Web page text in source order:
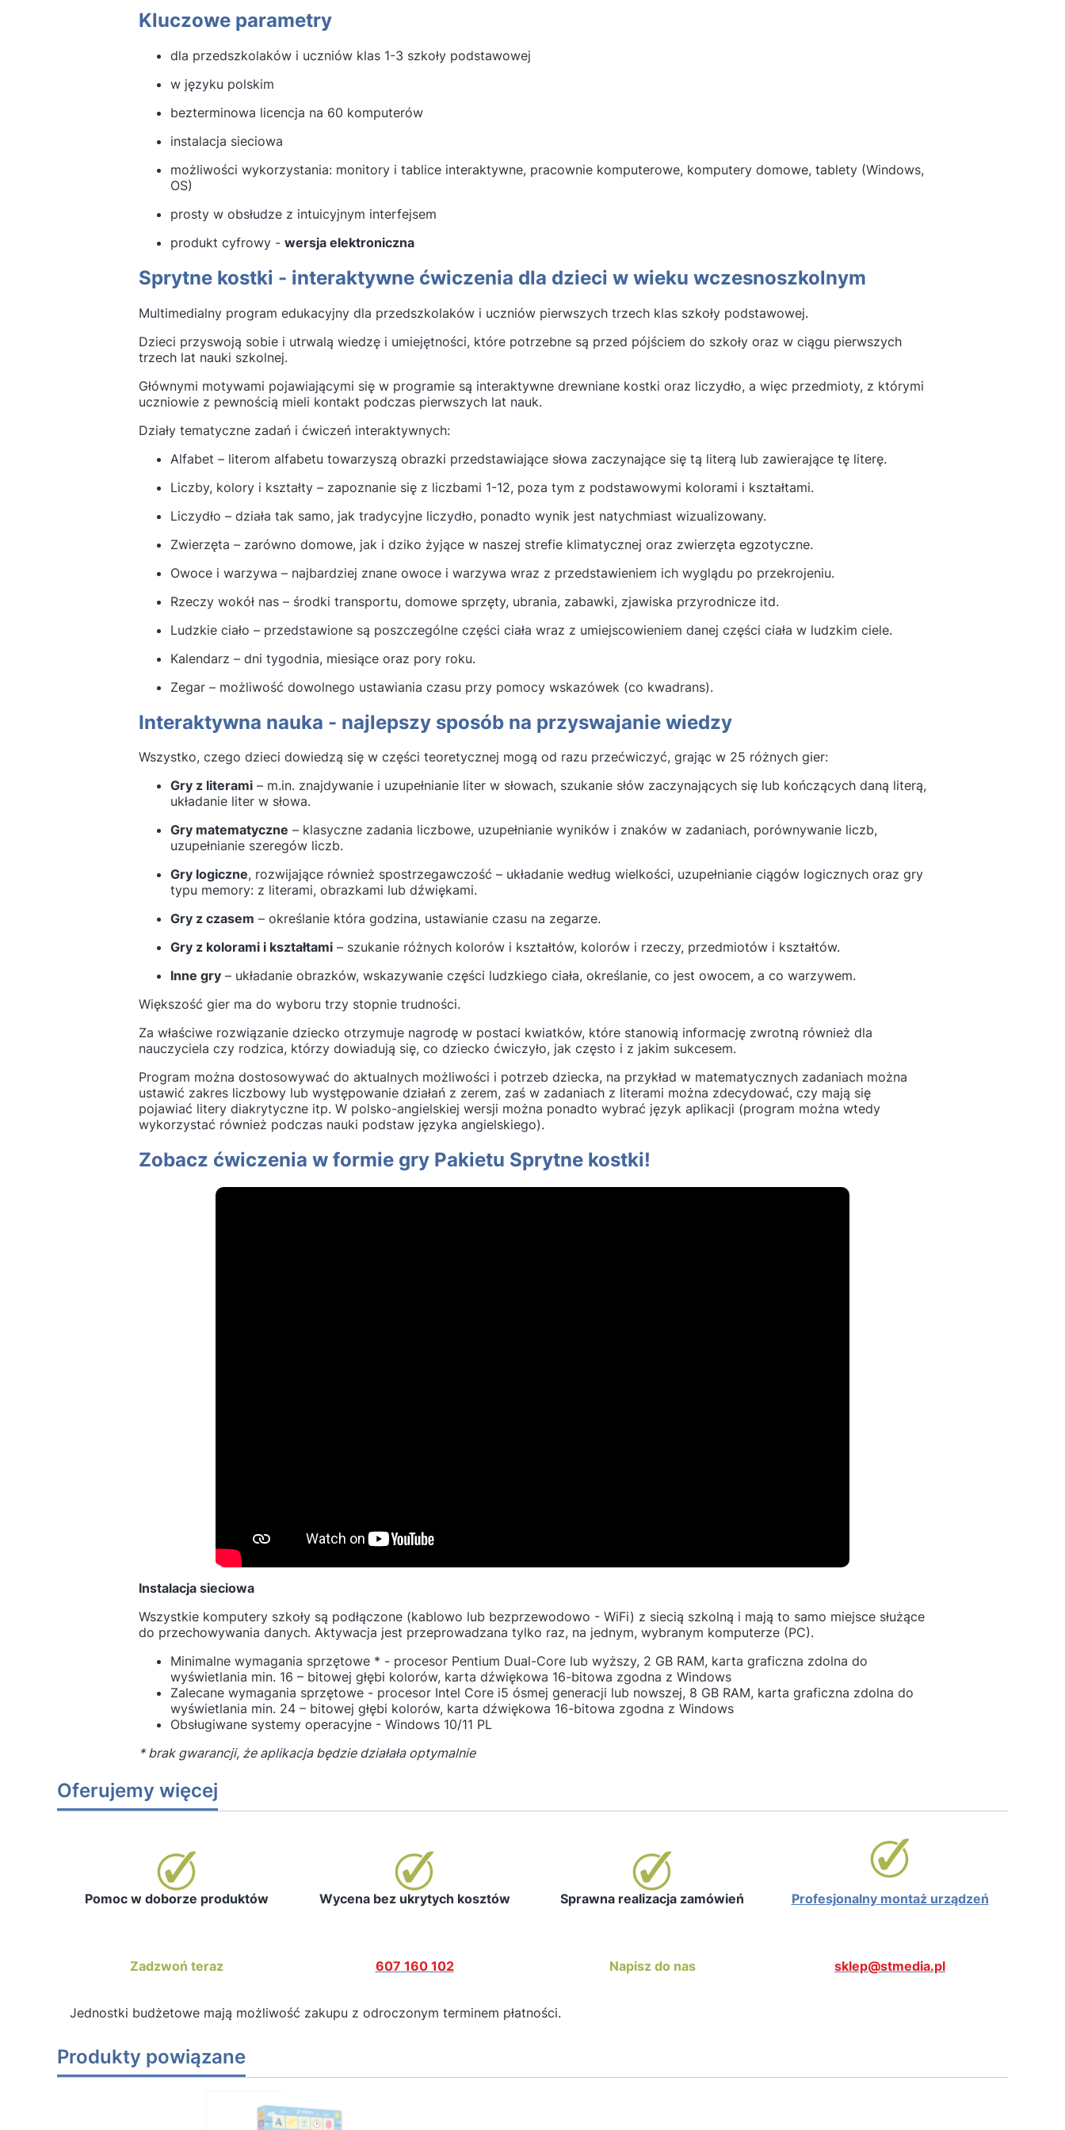
Kluczowe parametry
dla przedszkolaków i uczniów klas 1-3 szkoły podstawowej
w języku polskim
bezterminowa licencja na 60 komputerów
instalacja sieciowa
możliwości wykorzystania: monitory i tablice interaktywne, pracownie komputerowe, komputery domowe, tablety (Windows,
OS)
prosty w obsłudze z intuicyjnym interfejsem
produkt cyfrowy - wersja elektroniczna
Sprytne kostki - interaktywne ćwiczenia dla dzieci w wieku wczesnoszkolnym
Multimedialny program edukacyjny dla przedszkolaków i uczniów pierwszych trzech klas szkoły podstawowej.
Dzieci przyswoją sobie i utrwalą wiedzę i umiejętności, które potrzebne są przed pójściem do szkoły oraz w ciągu pierwszych
trzech lat nauki szkolnej.
Głównymi motywami pojawiającymi się w programie są interaktywne drewniane kostki oraz liczydło, a więc przedmioty, z którymi
uczniowie z pewnością mieli kontakt podczas pierwszych lat nauk.
Działy tematyczne zadań i ćwiczeń interaktywnych:
Alfabet – literom alfabetu towarzyszą obrazki przedstawiające słowa zaczynające się tą literą lub zawierające tę literę.
Liczby, kolory i kształty – zapoznanie się z liczbami 1-12, poza tym z podstawowymi kolorami i kształtami.
Liczydło – działa tak samo, jak tradycyjne liczydło, ponadto wynik jest natychmiast wizualizowany.
Zwierzęta – zarówno domowe, jak i dziko żyjące w naszej strefie klimatycznej oraz zwierzęta egzotyczne.
Owoce i warzywa – najbardziej znane owoce i warzywa wraz z przedstawieniem ich wyglądu po przekrojeniu.
Rzeczy wokół nas – środki transportu, domowe sprzęty, ubrania, zabawki, zjawiska przyrodnicze itd.
Ludzkie ciało – przedstawione są poszczególne części ciała wraz z umiejscowieniem danej części ciała w ludzkim ciele.
Kalendarz – dni tygodnia, miesiące oraz pory roku.
Zegar – możliwość dowolnego ustawiania czasu przy pomocy wskazówek (co kwadrans).
Interaktywna nauka - najlepszy sposób na przyswajanie wiedzy
Wszystko, czego dzieci dowiedzą się w części teoretycznej mogą od razu przećwiczyć, grając w 25 różnych gier:
Gry z literami– m.in. znajdywanie i uzupełnianie liter w słowach, szukanie słów zaczynających się lub kończących daną literą,
układanie liter w słowa.
Gry matematyczne – klasyczne zadania liczbowe, uzupełnianie wyników i znaków w zadaniach, porównywanie liczb,
uzupełnianie szeregów liczb.
Gry logiczne, rozwijające również spostrzegawczość – układanie według wielkości, uzupełnianie ciągów logicznych oraz gry
typu memory: z literami, obrazkami lub dźwiękami.
Gry z czasem – określanie która godzina, ustawianie czasu na zegarze.
Gry z kolorami i kształtami– szukanie różnych kolorów i kształtów, kolorów i rzeczy, przedmiotów i kształtów.
Inne gry– układanie obrazków, wskazywanie części ludzkiego ciała, określanie, co jest owocem, a co warzywem.
Większość gier ma do wyboru trzy stopnie trudności.
Za właściwe rozwiązanie dziecko otrzymuje nagrodę w postaci kwiatków, które stanowią informację zwrotną również dla
nauczyciela czy rodzica, którzy dowiadują się, co dziecko ćwiczyło, jak często i z jakim sukcesem.
Program można dostosowywać do aktualnych możliwości i potrzeb dziecka, na przykład w matematycznych zadaniach można
ustawić zakres liczbowy lub występowanie działań z zerem, zaś w zadaniach z literami można zdecydować, czy mają się
pojawiać litery diakrytyczne itp. W polsko-angielskiej wersji można ponadto wybrać język aplikacji (program można wtedy
wykorzystać również podczas nauki podstaw języka angielskiego).
Zobacz ćwiczenia w formie gry Pakietu Sprytne kostki!
Instalacja sieciowa
Wszystkie komputery szkoły są podłączone (kablowo lub bezprzewodowo - WiFi) z siecią szkolną i mają to samo miejsce służące
do przechowywania danych. Aktywacja jest przeprowadzana tylko raz, na jednym, wybranym komputerze (PC).
Minimalne wymagania sprzętowe * - procesor Pentium Dual-Core lub wyższy, 2 GB RAM, karta graficzna zdolna do
wyświetlania min. 16 – bitowej głębi kolorów, karta dźwiękowa 16-bitowa zgodna z Windows
Zalecane wymagania sprzętowe - procesor Intel Core i5 ósmej generacji lub nowszej, 8 GB RAM, karta graficzna zdolna do
wyświetlania min. 24 – bitowej głębi kolorów, karta dźwiękowa 16-bitowa zgodna z Windows
Obsługiwane systemy operacyjne - Windows 10/11 PL
* brak gwarancji, że aplikacja będzie działała optymalnie
Oferujemy więcej
Pomoc w doborze produktów Wycena bez ukrytych kosztów Sprawna realizacja zamówień Profesjonalny montaż urządzeń
Zadzwoń teraz 607 160 102 Napisz do nas sklep@stmedia.pl
Jednostki budżetowe mają możliwość zakupu z odroczonym terminem płatności.
Produkty powiązane